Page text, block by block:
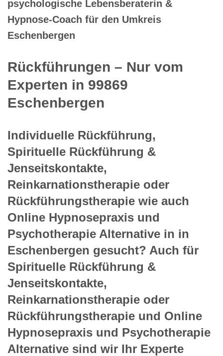
psychologische Lebensberaterin &
Hypnose-Coach für den Umkreis
Eschenbergen
Rückführungen – Nur vom
Experten in 99869
Eschenbergen
Individuelle Rückführung,
Spirituelle Rückführung &
Jenseitskontakte,
Reinkarnationstherapie oder
Rückführungstherapie wie auch
Online Hypnosepraxis und
Psychotherapie Alternative in in
Eschenbergen gesucht? Auch für
Spirituelle Rückführung &
Jenseitskontakte,
Reinkarnationstherapie oder
Rückführungstherapie und Online
Hypnosepraxis und Psychotherapie
Alternative sind wir Ihr Experte